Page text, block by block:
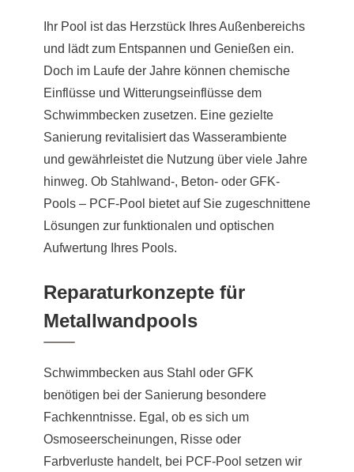
Ihr Pool ist das Herzstück Ihres Außenbereichs
und lädt zum Entspannen und Genießen ein.
Doch im Laufe der Jahre können chemische
Einflüsse und Witterungseinflüsse dem
Schwimmbecken zusetzen. Eine gezielte
Sanierung revitalisiert das Wasserambiente
und gewährleistet die Nutzung über viele Jahre
hinweg. Ob Stahlwand-, Beton- oder GFK-
Pools – PCF-Pool bietet auf Sie zugeschnittene
Lösungen zur funktionalen und optischen
Aufwertung Ihres Pools.
Reparaturkonzepte für
Metallwandpools
Schwimmbecken aus Stahl oder GFK
benötigen bei der Sanierung besondere
Fachkenntnisse. Egal, ob es sich um
Osmoseerscheinungen, Risse oder
Farbverluste handelt, bei PCF-Pool setzen wir